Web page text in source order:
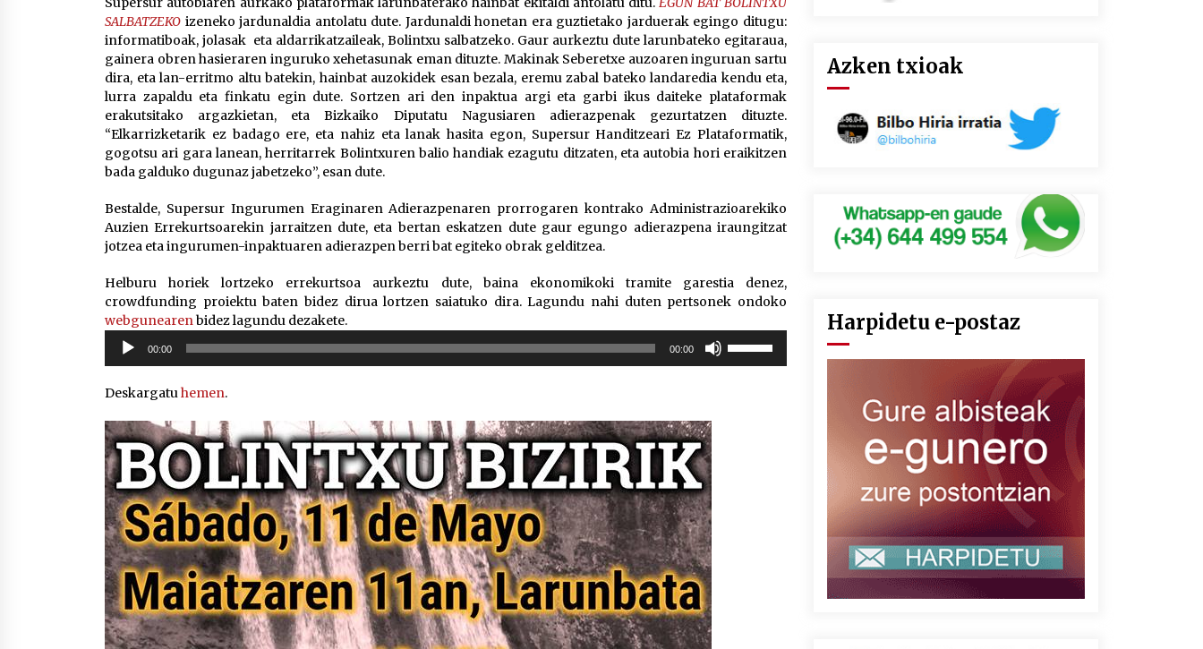
SALBATZEKO izeneko jardunaldia antolatu dute. Jardunaldi honetan era guztietako jarduerak egingo ditugu:
informatiboak, jolasak eta aldarrikatzaileak, Bolintxu salbatzeko. Gaur aurkeztu dute larunbateko egitaraua,
gainera obren hasieraren inguruko xehetasunak eman dituzte. Makinak Seberetxe auzoaren inguruan sartu
dira, eta lan-erritmo altu batekin, hainbat auzokidek esan bezala, eremu zabal bateko landaredia kendu eta,
lurra zapaldu eta finkatu egin dute. Sortzen ari den inpaktua argi eta garbi ikus daiteke plataformak
erakutsitako argazkietan, eta Bizkaiko Diputatu Nagusiaren adierazpenak gezurtatzen dituzte.
“Elkarrizketarik ez badago ere, eta nahiz eta lanak hasita egon, Supersur Handitzeari Ez Plataformatik,
gogotsu ari gara lanean, herritarrek Bolintxuren balio handiak ezagutu ditzaten, eta autobia hori eraikitzen
bada galduko dugunaz jabetzeko”, esan dute.
Bestalde, Supersur Ingurumen Eraginaren Adierazpenaren prorrogaren kontrako Administrazioarekiko
Auzien Errekurtsoarekin jarraitzen dute, eta bertan eskatzen dute gaur egungo adierazpena iraungitzat
jotzea eta ingurumen-inpaktuaren adierazpen berri bat egiteko obrak gelditzea.
Helburu horiek lortzeko errekurtsoa aurkeztu dute, baina ekonomikoki tramite garestia denez,
crowdfunding proiektu baten bidez dirua lortzen saiatuko dira. Lagundu nahi duten pertsonek ondoko
webgunearenbidez lagundu dezakete.
Soinu
erreproduzigailua
00:00 00:00
Deskargatuhemen.
Azken txioak
Harpidetu e-postaz